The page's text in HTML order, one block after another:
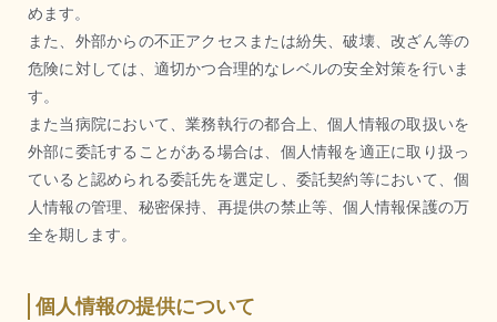
めます。
また、外部からの不正アクセスまたは紛失、破壊、改ざん等の
危険に対しては、適切かつ合理的なレベルの安全対策を行いま
す。
また当病院において、業務執行の都合上、個人情報の取扱いを
外部に委託することがある場合は、個人情報を適正に取り扱っ
ていると認められる委託先を選定し、委託契約等において、個
人情報の管理、秘密保持、再提供の禁止等、個人情報保護の万
全を期します。
個人情報の提供について